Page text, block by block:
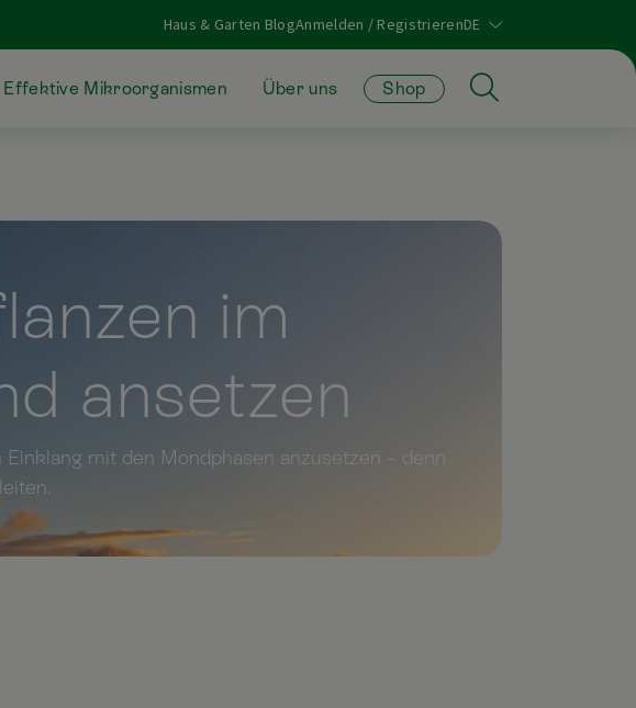
Haus & Garten BlogAnmelden / Registrieren
Effektive Mikroorganismen Über uns Shop
im
ansetzen
mit den Mondphasen anzusetzen – denn